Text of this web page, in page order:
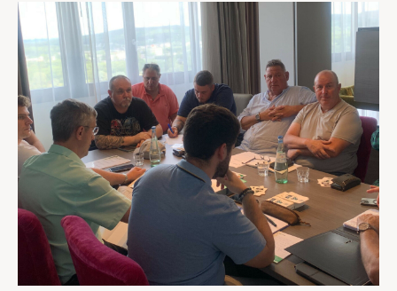
Assistance en vie privée
Développement professionnel
Devenir Membre
Actualités